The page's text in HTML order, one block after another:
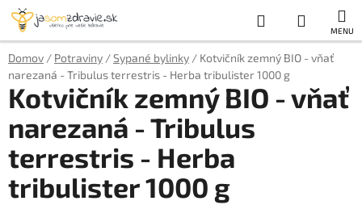
Prejsť
obsah
Hľadať
KOŠÍK
Domov / Potraviny /Sypané bylinky / Kotvičník zemný BIO - vňať
narezaná - Tribulus terrestris - Herba tribulister 1000 g
Kotvičník zemný BIO - vňať
narezaná - Tribulus
terrestris - Herba
tribulister 1000 g